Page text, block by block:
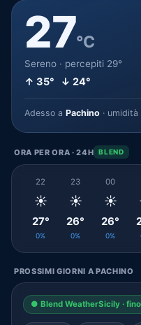
27°C
Sereno · percepiti 29°
↑ 35° ↓ 24°
Adesso a Pachino ·
ORA PER ORA · 24H BLEND
22
☀️
27°
0%
23
☀️
26°
0%
00
☀️
26°
0%
PROSSIMI GIORNI A PACHINO
● Blend WeatherSicily ·